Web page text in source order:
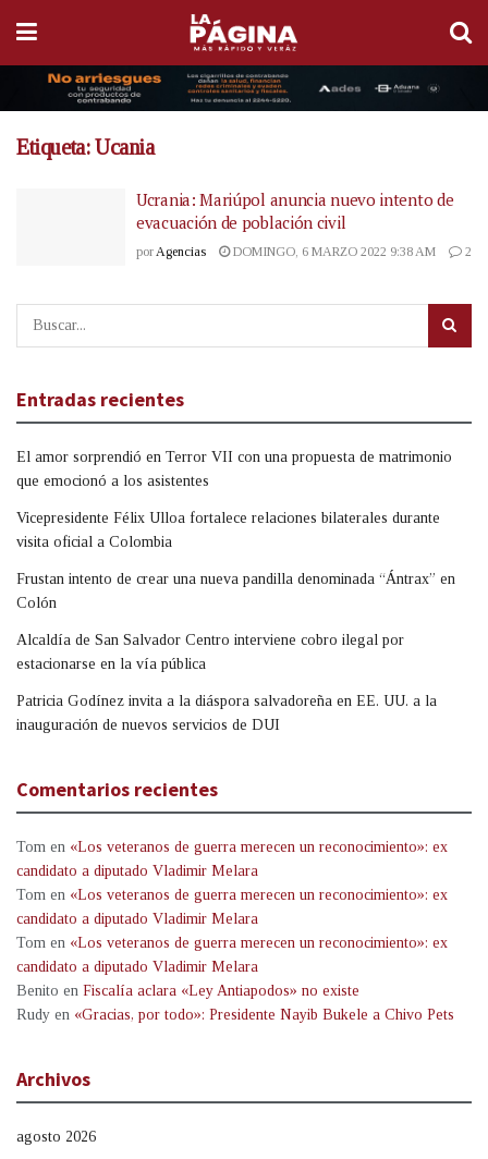
Etiqueta:Ucania
Ucrania: Mariúpol anuncia nuevo intento de
evacuación de población civil
por Agencias DOMINGO, 6 MARZO 2022 9:38 AM 2
Entradas recientes
El amor sorprendió en Terror VII con una propuesta de matrimonio
que emocionó a los asistentes
Vicepresidente Félix Ulloa fortalece relaciones bilaterales durante
visita oficial a Colombia
Frustan intento de crear una nueva pandilla denominada “Ántrax” en
Colón
Alcaldía de San Salvador Centro interviene cobro ilegal por
estacionarse en la vía pública
Patricia Godínez invita a la diáspora salvadoreña en EE. UU. a la
inauguración de nuevos servicios de DUI
Comentarios recientes
Tom en «Los veteranos de guerra merecen un reconocimiento»: ex
candidato a diputado Vladimir Melara
Tom en «Los veteranos de guerra merecen un reconocimiento»: ex
candidato a diputado Vladimir Melara
Tom en «Los veteranos de guerra merecen un reconocimiento»: ex
candidato a diputado Vladimir Melara
Benito en Fiscalía aclara «Ley Antiapodos» no existe
Rudy en «Gracias, por todo»: Presidente Nayib Bukele a Chivo Pets
Archivos
agosto 2026